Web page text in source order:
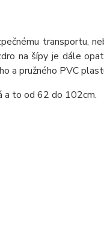
transportu,
na šípy je dále
a pružného PVC
a to od 62 do 102cm.